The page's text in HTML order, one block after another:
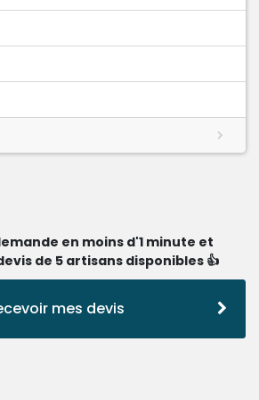
en moins d'1 minute et
de 5 artisans disponibles 👍
mes devis